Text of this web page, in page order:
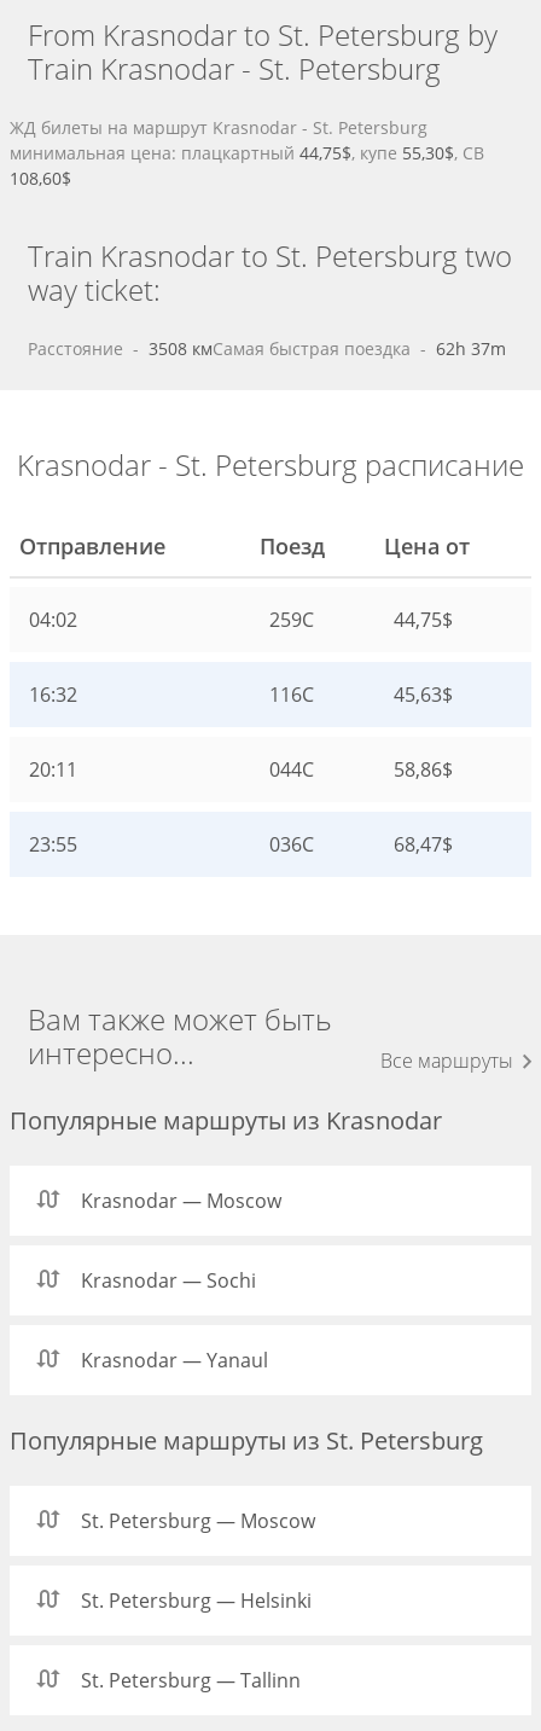
From Krasnodar to St. Petersburg by
Train Krasnodar - St. Petersburg
ЖД билеты на маршрут Krasnodar - St. Petersburg
минимальная цена: плацкартный 44,75$, купе 55,30$, СВ
108,60$
Train Krasnodar to St. Petersburg two
way ticket:
Расстояние - 3508 кмСамая быстрая поездка - 62h 37m
Krasnodar - St. Petersburg расписание
Отправление Поезд Цена от
04:02 259С 44,75$
16:32 116С 45,63$
20:11 044С 58,86$
23:55 036С 68,47$
Вам также может быть
интересно...
Все маршруты
Популярные маршруты из Krasnodar
Krasnodar — Moscow
Krasnodar — Sochi
Krasnodar — Yanaul
Популярные маршруты из St. Petersburg
St. Petersburg — Moscow
St. Petersburg — Helsinki
St. Petersburg — Tallinn